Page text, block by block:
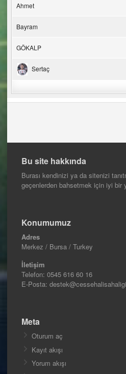
Ahmet
Bayram
GÖKALP
Sertaç
Bu site hakkında
Burası kendinizi ya da sitenizi
geçenlerden bahsetmek için iyi bir
Konumumuz
Adres
Merkez / Bursa / Turkey
İletişim
Telefon: 0545 616 60 16
E-Posta:
Meta
Oturum aç
Kayıt akışı
Yorum akışı